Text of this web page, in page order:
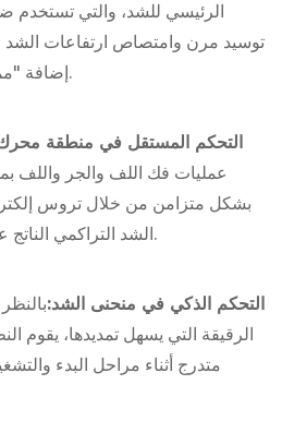
الرئيسي للشد، والتي تستخدم
توسيد مرن وامتصاص ارتفاعات الشد
إضافة "ممتص للصدمات" إلى الغشاء.
• التحكم المستقل في منطقة
عمليات فك اللف والجر واللف
بشكل متزامن من خلال تروس
الشد التراكمي الناتج عن عمود الدوران الميكانيكي.
• التحكم الذكي في منحنى الشد:
الرقيقة التي يسهل تمديدها، يقوم
متدرج أثناء مراحل البدء